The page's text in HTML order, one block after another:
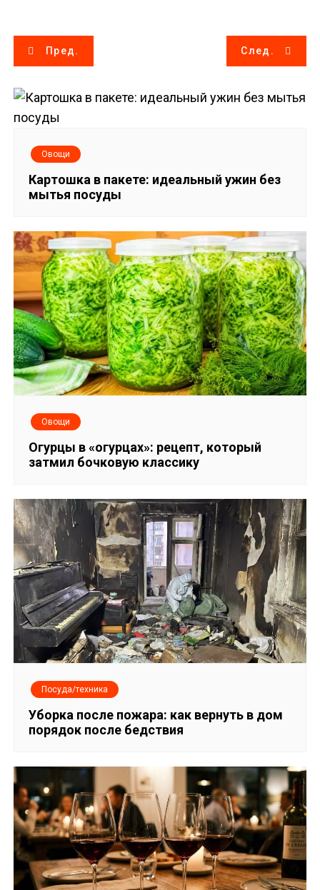
Н
а
в
ц
и
я
п
о
з
с
я
м
Пред. След.
Овощи
Картошка в пакете: идеальный ужин без
мытья посуды
Овощи
Огурцы в «огурцах»: рецепт, который
затмил бочковую классику
Посуда/техника
Уборка после пожара: как вернуть в дом
порядок после бедствия